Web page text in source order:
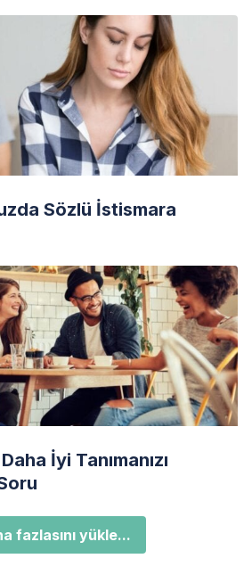
Sözlü İstismara
İyi Tanımanızı
fazlasını yükle...